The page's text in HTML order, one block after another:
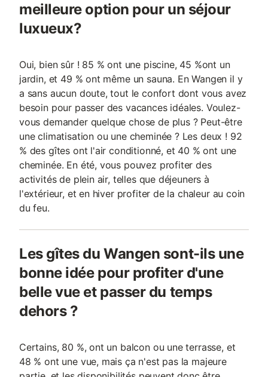
meilleure option pour un séjour
luxueux?
Oui, bien sûr ! 85 % ont une piscine, 45 %ont un
jardin, et 49 % ont même un sauna. En Wangen il y
a sans aucun doute, tout le confort dont vous avez
besoin pour passer des vacances idéales. Voulez-
vous demander quelque chose de plus ? Peut-être
une climatisation ou une cheminée ? Les deux ! 92
% des gîtes ont l'air conditionné, et 40 % ont une
cheminée. En été, vous pouvez profiter des
activités de plein air, telles que déjeuners à
l'extérieur, et en hiver profiter de la chaleur au coin
du feu.
Les gîtes du Wangen sont-ils une
bonne idée pour profiter d'une
belle vue et passer du temps
dehors ?
Certains, 80 %, ont un balcon ou une terrasse, et
48 % ont une vue, mais ça n'est pas la majeure